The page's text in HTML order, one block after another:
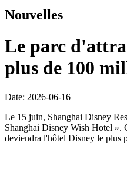
Nouvelles
Le parc
plus de 100
Date: 2026-06-16
Le 15 juin, Shanghai Disney
Shanghai Disney Wish Hotel ».
deviendra l'hôtel Disney le plus